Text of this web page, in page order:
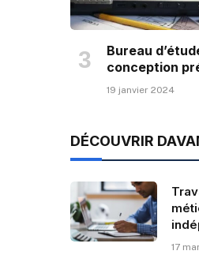
Bureau
conception
19 janvier 2024
DÉCOUVRIR
17